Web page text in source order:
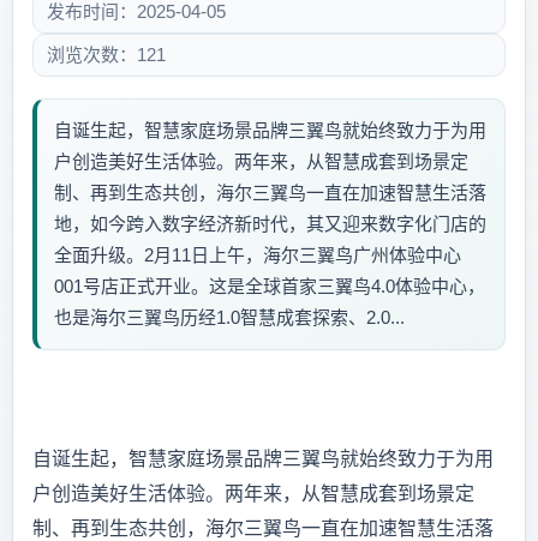
发布时间：2025-04-05
浏览次数：121
自诞生起，智慧家庭场景品牌三翼鸟就始终致力于为用
户创造美好生活体验。两年来，从智慧成套到场景定
制、再到生态共创，海尔三翼鸟一直在加速智慧生活落
地，如今跨入数字经济新时代，其又迎来数字化门店的
全面升级。2月11日上午，海尔三翼鸟广州体验中心
001号店正式开业。这是全球首家三翼鸟4.0体验中心，
也是海尔三翼鸟历经1.0智慧成套探索、2.0...
自诞生起，智慧家庭场景品牌三翼鸟就始终致力于为用
户创造美好生活体验。两年来，从智慧成套到场景定
制、再到生态共创，海尔三翼鸟一直在加速智慧生活落